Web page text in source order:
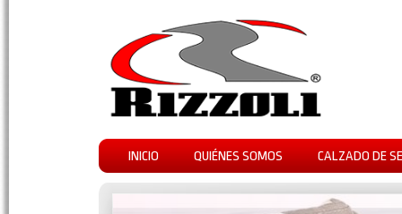
INICIO QUIÉNES SOMOS CALZADO DE